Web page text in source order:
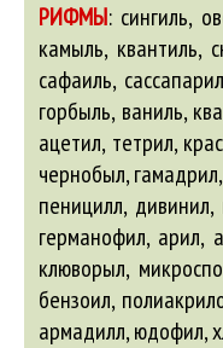
РИФМЫ: сингиль,
камыль, квантиль,
сафаиль,
горбыль, ваниль,
ацетил, тетрил,
чернобыл,
пеницилл,
германофил, арил,
клюворыл,
бензоил,
армадилл, юдофил,